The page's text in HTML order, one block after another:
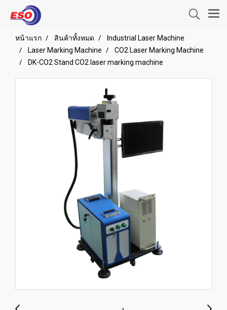
หน้าแรก สินค้าทั้งหมด
Industrial Laser Machine
Laser Marking Machine
CO2 Laser Marking Machine
DK-CO2 Stand CO2 laser marking machine